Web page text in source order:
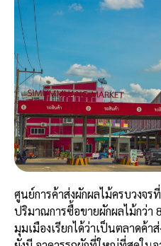
ศูนย์การค้าส่งผักผลไม้ครบวงจ
ปริมาณการซื้อขายผักผลไม้กว่า
มุมเมืองเรียกได้ว่าเป็นตลาดค้